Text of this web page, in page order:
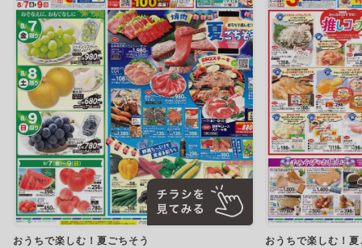
おうちで楽しむ！夏ごちそう おうちで楽しむ！